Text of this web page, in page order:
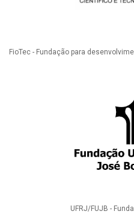
FioTec - Fundação para
UFRJ/FUJB -